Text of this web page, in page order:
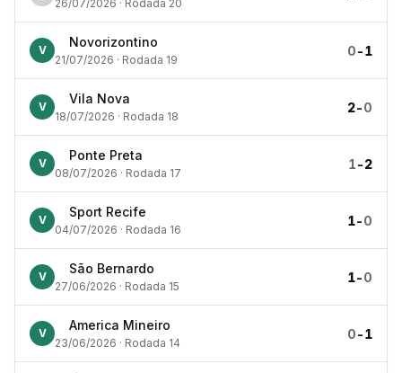
26/07/2026 · Rodada 20
V
Novorizontino
21/07/2026 · Rodada 19
0-1
V
Vila Nova
18/07/2026 · Rodada 18
2-0
V
Ponte Preta
08/07/2026 · Rodada 17
1-2
V
Sport Recife
04/07/2026 · Rodada 16
1-0
V
São Bernardo
27/06/2026 · Rodada 15
1-0
V
America Mineiro
23/06/2026 · Rodada 14
0-1